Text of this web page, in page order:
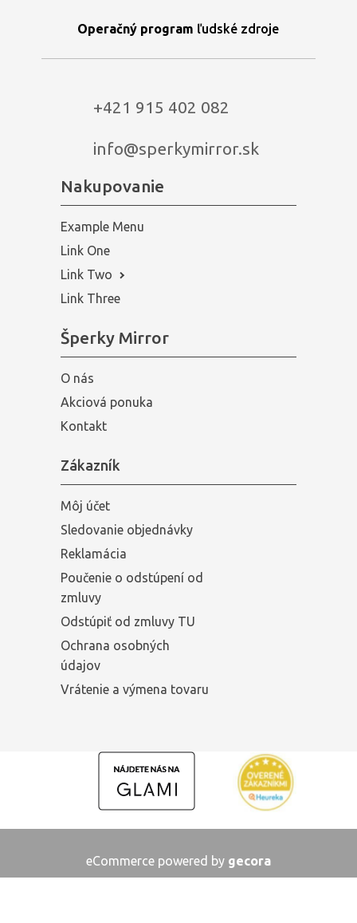
Operačný program ľudské zdroje
+421 915 402 082
info@sperkymirror.sk
Nakupovanie
Example Menu
Link One
Link Two
Link Three
Šperky Mirror
O nás
Akciová ponuka
Kontakt
Zákazník
Môj účet
Sledovanie objednávky
Reklamácia
Poučenie o odstúpení od
zmluvy
Odstúpiť od zmluvy TU
Ochrana osobných
údajov
Vrátenie a výmena tovaru
eCommerce powered by gecora